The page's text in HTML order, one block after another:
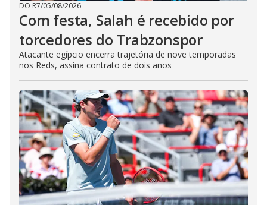
DO R7/05/08/2026
Com festa, Salah é recebido por
torcedores do Trabzonspor
Atacante egípcio encerra trajetória de nove temporadas
nos Reds, assina contrato de dois anos